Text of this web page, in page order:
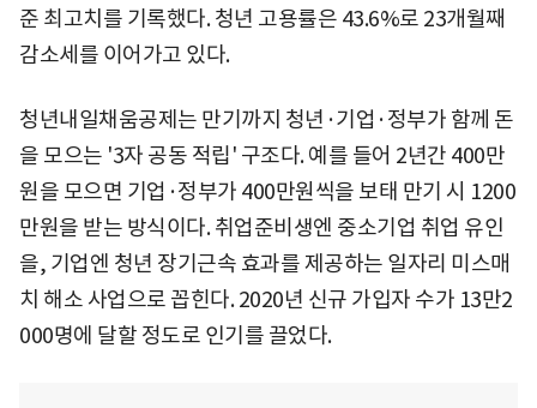
준 최고치를 기록했다. 청년 고용률은 43.6%로 23개월째
감소세를 이어가고 있다.
청년내일채움공제는 만기까지 청년·기업·정부가 함께 돈
을 모으는 '3자 공동 적립' 구조다. 예를 들어 2년간 400만
원을 모으면 기업·정부가 400만원씩을 보태 만기 시 1200
만원을 받는 방식이다. 취업준비생엔 중소기업 취업 유인
을, 기업엔 청년 장기근속 효과를 제공하는 일자리 미스매
치 해소 사업으로 꼽힌다. 2020년 신규 가입자 수가 13만2
000명에 달할 정도로 인기를 끌었다.